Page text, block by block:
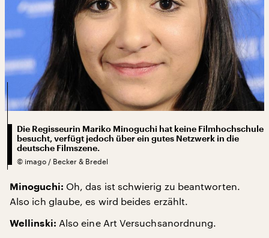
Die Regisseurin Mariko Minoguchi hat keine Filmhochschule
besucht, verfügt jedoch über ein gutes Netzwerk in die
deutsche Filmszene.
© imago / Becker & Bredel
Minoguchi: Oh, das ist schwierig zu beantworten.
Also ich glaube, es wird beides erzählt.
Wellinski: Also eine Art Versuchsanordnung.